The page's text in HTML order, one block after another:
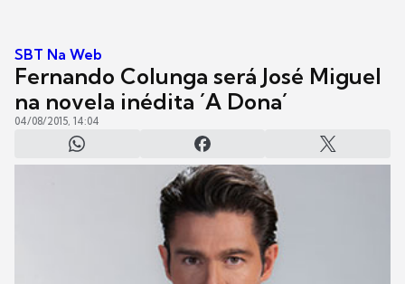
SBT Na Web
Fernando Colunga será José Miguel
na novela inédita ´A Dona´
04/08/2015, 14:04